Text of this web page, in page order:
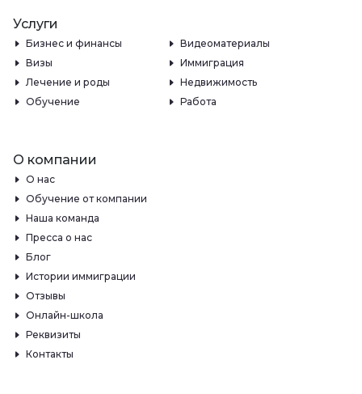
Услуги
Бизнес и финансы
Видеоматериалы
Визы
Иммиграция
Лечение и роды
Недвижимость
Обучение
Работа
О компании
О нас
Обучение от компании
Наша команда
Пресса о нас
Блог
Истории иммиграции
Отзывы
Онлайн-школа
Реквизиты
Контакты